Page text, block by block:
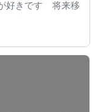
好きです 将来移